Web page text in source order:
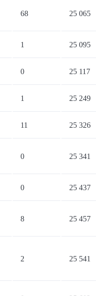
68 25 065
1 25 095
0 25 117
1 25 249
11 25 326
0 25 341
0 25 437
8 25 457
2 25 541